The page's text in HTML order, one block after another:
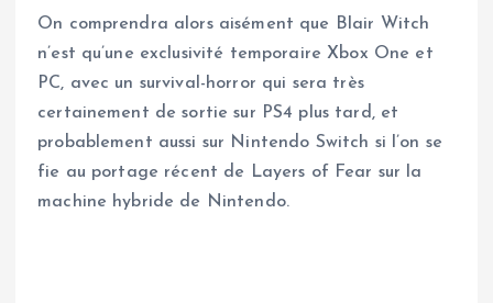
On comprendra alors aisément que Blair Witch
n’est qu’une exclusivité temporaire Xbox One et
PC, avec un survival-horror qui sera très
certainement de sortie sur PS4 plus tard, et
probablement aussi sur Nintendo Switch si l’on se
fie au portage récent de Layers of Fear sur la
machine hybride de Nintendo.